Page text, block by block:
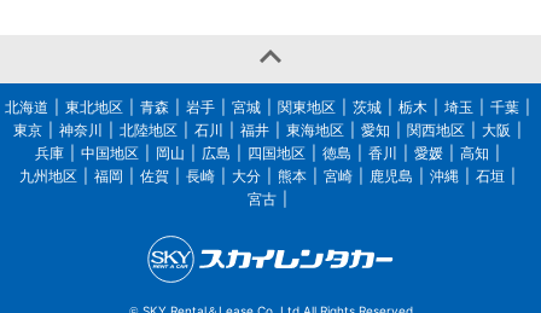

北海道 東北地区 青森 岩手 宮城 関東地区 茨城 栃木 埼玉
千葉
東京
神奈川 北陸地区 石川 福井 東海地区 愛知 関西地区
大阪
兵庫
中国地区 岡山 広島 四国地区 徳島 香川 愛媛
高知
九州地区
福岡 佐賀 長崎 大分 熊本 宮崎 鹿児島 沖縄
石垣
宮古